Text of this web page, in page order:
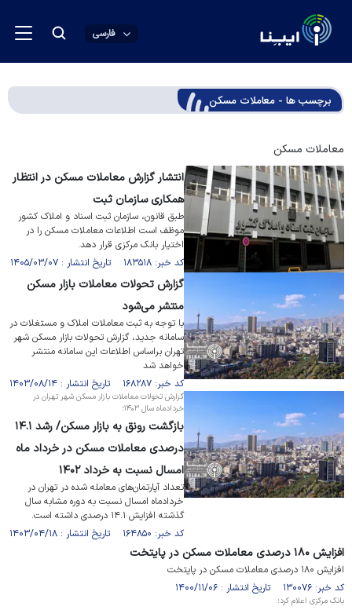
فارسی
برچسب ها - معاملات مسکن
معاملات مسکن
انتشار گزارش معاملات مسکن در انتظار
همکاری سازمان ثبت
طبق قانون، سازمان ثبت اسناد و املاک کشور
موظف است اطلاعات معاملات مسکن را در
اختیار بانک مرکزی قرار دهد.
کد خبر: ۱۸۳۵۱۸ تاریخ انتشار : ۱۴۰۵/۰۳/۰۷
گزارش تحولات معاملات بازار مسکن
منتشر می‌شود
با توجه به ثبت معاملات املاک و مستغلات در
سامانه‌ جدید، گزارش تحولات بازار مسکن شهر
تهران براساس اطلاعات این سامانه منتشر
خواهد شد
کد خبر: ۱۶۸۲۸۷ تاریخ انتشار : ۱۴۰۳/۰۸/۱۴
گزارش تحولات معاملات بازار مسکن شهر تهران در
خرداد‌ماه سال ۱۴۰۳؛
بازگشت رونق به بازار مسکن/ رشد ۱۴.۱
درصدی معاملات مسکن در خرداد ماه
امسال نسبت به خرداد ۱۴۰۲
تعداد آپارتمان‌های معامله شده در تهران در
خردادماه امسال نسبت به دوره مشابه سال
گذشته افزایش ۱۴.۱ درصدی داشته است.
کد خبر: ۱۶۴۸۵۰ تاریخ انتشار : ۱۴۰۳/۰۴/۱۸
افزایش ۱۸۰ درصدی معاملات مسکن در پایتخت
افزایش ۱۸۰ درصدی معاملات مسکن در پایتخت
کد خبر: ۱۳۰۰۷۶ تاریخ انتشار : ۱۴۰۰/۱۱/۰۶
بانک مرکزی اعلام کرد؛